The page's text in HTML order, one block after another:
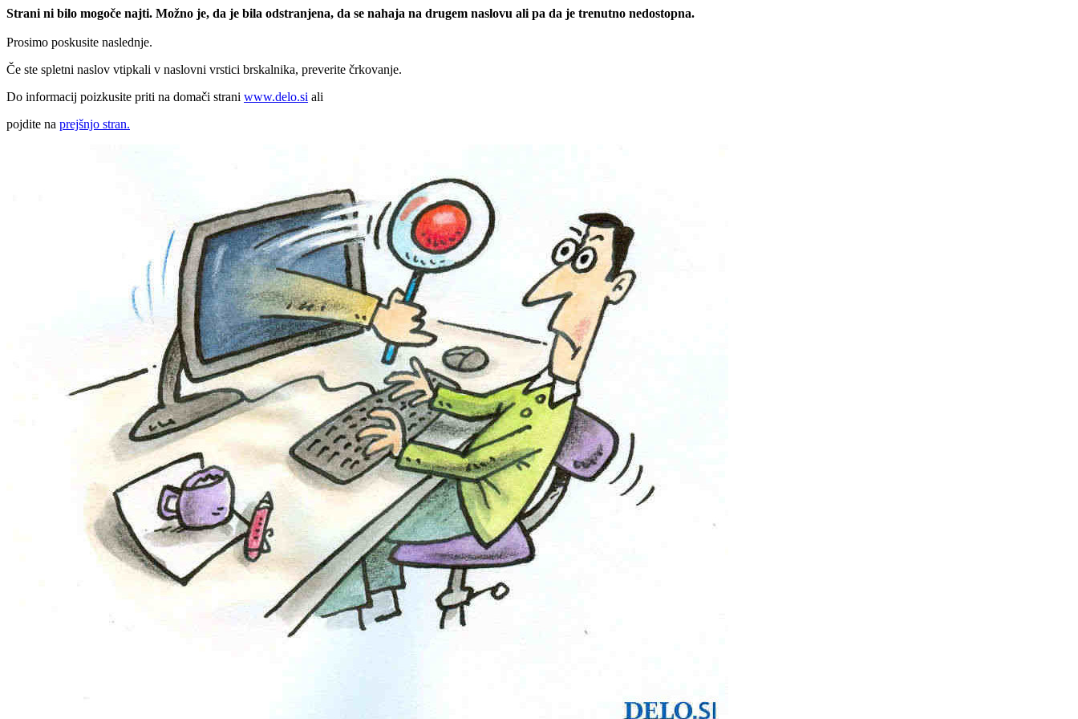
Strani ni bilo mogoče najti. Možno je, da je bila odstranjena, da se nahaja na drugem naslovu ali pa da je trenutno nedostopna.
Prosimo poskusite naslednje.
Če ste spletni naslov vtipkali v naslovni vrstici brskalnika, preverite črkovanje.
Do informacij poizkusite priti na domači strani www.delo.si ali
pojdite na prejšnjo stran.